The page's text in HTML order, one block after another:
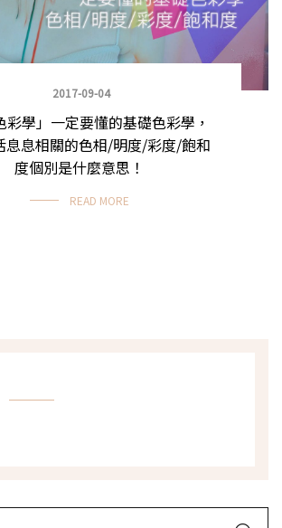
2017-09-04
彩學」一定要懂的基礎色彩學，
息息相關的色相/明度/彩度/飽和
度個別是什麼意思！
READ MORE